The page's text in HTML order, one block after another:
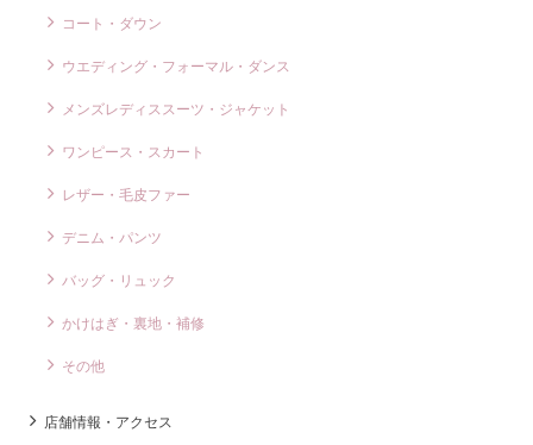
コート・ダウン
ウエディング・フォーマル・ダンス
メンズレディススーツ・ジャケット
ワンピース・スカート
レザー・毛皮ファー
デニム・パンツ
バッグ・リュック
かけはぎ・裏地・補修
その他
店舗情報・アクセス